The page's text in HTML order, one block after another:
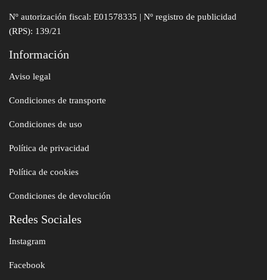
Nº autorización fiscal: E01578335 | Nº registro de publicidad
(RPS): 139/21
Información
Aviso legal
Condiciones de transporte
Condiciones de uso
Política de privacidad
Política de cookies
Condiciones de devolución
Redes Sociales
Instagram
Facebook